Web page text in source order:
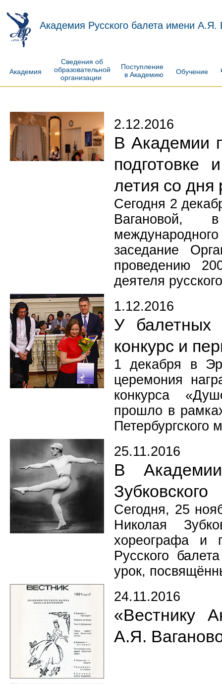
Академия Русского балета имени А.Я.
Академия
Сведения об
образовательной
организации
Поступление
в Академию
Обучение
2.12.2016
В Академии
подготовке
летия со
Сегодня 2
Вагановой,
заседание
проведению
деятеля
1.12.2016
У балетных
конкурс и
1 декабря в
церемония
конкурса
прошло в
Петербургского
25.11.2016
В
Зубковского
Сегодня, 25
Николая
хореографа и
Русского
урок,
24.11.2016
«Вестнику
А.Я.